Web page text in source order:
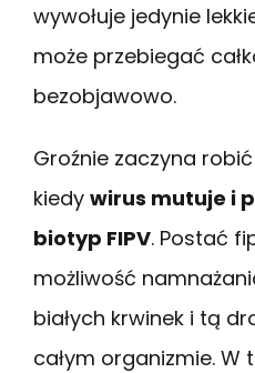
wywołuje jedynie
może przebiegać
bezobjawowo.
Groźnie zaczyna
kiedy wirus mutuje i
biotyp FIPV. Postać
możliwość
białych krwinek i tą
całym organizmie.